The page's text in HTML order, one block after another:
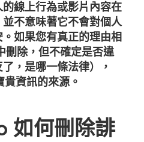
線上行為或影片內容在
不意味著它不會對個人
如果您有真正的理由相
刪除，但不確定是否違
，是哪一條法律），
資訊的來源。
如何刪除誹